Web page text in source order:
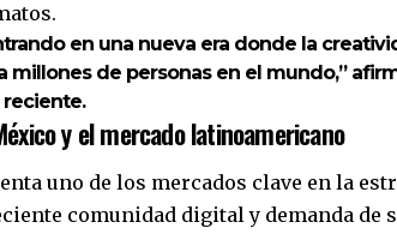
en una nueva era donde la
millones de personas en el mundo,”
y el mercado latinoamericano
uno de los mercados clave en la
comunidad digital y demanda